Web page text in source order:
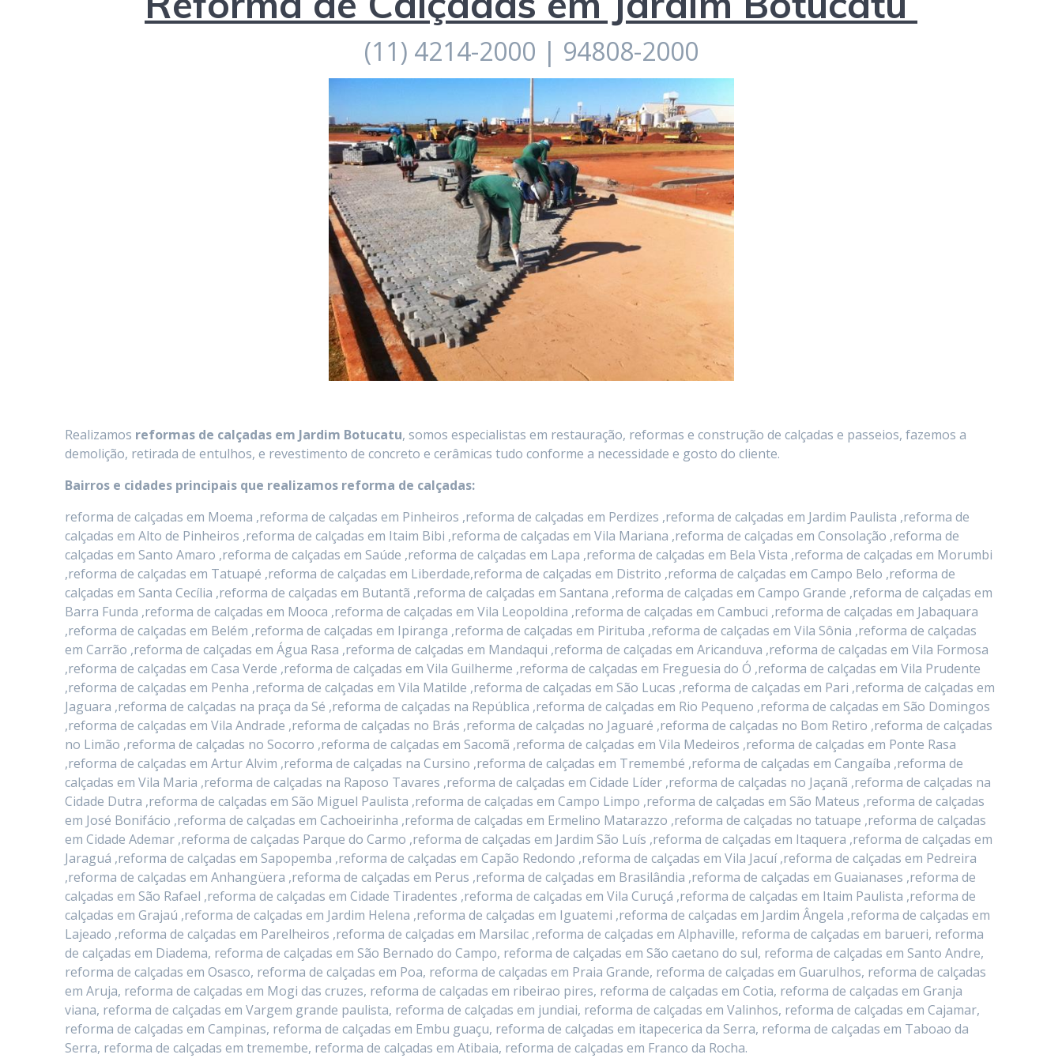
(11) 4214-2000 | 94808-2000
Realizamos reformas de calçadas em Jardim Botucatu, somos especialistas em restauração, reformas e construção de calçadas e passeios, fazemos a
demolição, retirada de entulhos, e revestimento de concreto e cerâmicas tudo conforme a necessidade e gosto do cliente.
Bairros e cidades principais que realizamos reforma de calçadas:
reforma de calçadas em Moema ,reforma de calçadas em Pinheiros ,reforma de calçadas em Perdizes ,reforma de calçadas em Jardim Paulista ,reforma de
calçadas em Alto de Pinheiros ,reforma de calçadas em Itaim Bibi ,reforma de calçadas em Vila Mariana ,reforma de calçadas em Consolação ,reforma de
calçadas em Santo Amaro ,reforma de calçadas em Saúde ,reforma de calçadas em Lapa ,reforma de calçadas em Bela Vista ,reforma de calçadas em Morumbi
,reforma de calçadas em Tatuapé ,reforma de calçadas em Liberdade,reforma de calçadas em Distrito ,reforma de calçadas em Campo Belo ,reforma de
calçadas em Santa Cecília ,reforma de calçadas em Butantã ,reforma de calçadas em Santana ,reforma de calçadas em Campo Grande ,reforma de calçadas em
Barra Funda ,reforma de calçadas em Mooca ,reforma de calçadas em Vila Leopoldina ,reforma de calçadas em Cambuci ,reforma de calçadas em Jabaquara
,reforma de calçadas em Belém ,reforma de calçadas em Ipiranga ,reforma de calçadas em Pirituba ,reforma de calçadas em Vila Sônia ,reforma de calçadas
em Carrão ,reforma de calçadas em Água Rasa ,reforma de calçadas em Mandaqui ,reforma de calçadas em Aricanduva ,reforma de calçadas em Vila Formosa
,reforma de calçadas em Casa Verde ,reforma de calçadas em Vila Guilherme ,reforma de calçadas em Freguesia do Ó ,reforma de calçadas em Vila Prudente
,reforma de calçadas em Penha ,reforma de calçadas em Vila Matilde ,reforma de calçadas em São Lucas ,reforma de calçadas em Pari ,reforma de calçadas em
Jaguara ,reforma de calçadas na praça da Sé ,reforma de calçadas na República ,reforma de calçadas em Rio Pequeno ,reforma de calçadas em São Domingos
,reforma de calçadas em Vila Andrade ,reforma de calçadas no Brás ,reforma de calçadas no Jaguaré ,reforma de calçadas no Bom Retiro ,reforma de calçadas
no Limão ,reforma de calçadas no Socorro ,reforma de calçadas em Sacomã ,reforma de calçadas em Vila Medeiros ,reforma de calçadas em Ponte Rasa
,reforma de calçadas em Artur Alvim ,reforma de calçadas na Cursino ,reforma de calçadas em Tremembé ,reforma de calçadas em Cangaíba ,reforma de
calçadas em Vila Maria ,reforma de calçadas na Raposo Tavares ,reforma de calçadas em Cidade Líder ,reforma de calçadas no Jaçanã ,reforma de calçadas na
Cidade Dutra ,reforma de calçadas em São Miguel Paulista ,reforma de calçadas em Campo Limpo ,reforma de calçadas em São Mateus ,reforma de calçadas
em José Bonifácio ,reforma de calçadas em Cachoeirinha ,reforma de calçadas em Ermelino Matarazzo ,reforma de calçadas no tatuape ,reforma de calçadas
em Cidade Ademar ,reforma de calçadas Parque do Carmo ,reforma de calçadas em Jardim São Luís ,reforma de calçadas em Itaquera ,reforma de calçadas em
Jaraguá ,reforma de calçadas em Sapopemba ,reforma de calçadas em Capão Redondo ,reforma de calçadas em Vila Jacuí ,reforma de calçadas em Pedreira
,reforma de calçadas em Anhangüera ,reforma de calçadas em Perus ,reforma de calçadas em Brasilândia ,reforma de calçadas em Guaianases ,reforma de
calçadas em São Rafael ,reforma de calçadas em Cidade Tiradentes ,reforma de calçadas em Vila Curuçá ,reforma de calçadas em Itaim Paulista ,reforma de
calçadas em Grajaú ,reforma de calçadas em Jardim Helena ,reforma de calçadas em Iguatemi ,reforma de calçadas em Jardim Ângela ,reforma de calçadas em
Lajeado ,reforma de calçadas em Parelheiros ,reforma de calçadas em Marsilac ,reforma de calçadas em Alphaville, reforma de calçadas em barueri, reforma
de calçadas em Diadema, reforma de calçadas em São Bernado do Campo, reforma de calçadas em São caetano do sul, reforma de calçadas em Santo Andre,
reforma de calçadas em Osasco, reforma de calçadas em Poa, reforma de calçadas em Praia Grande, reforma de calçadas em Guarulhos, reforma de calçadas
em Aruja, reforma de calçadas em Mogi das cruzes, reforma de calçadas em ribeirao pires, reforma de calçadas em Cotia, reforma de calçadas em Granja
viana, reforma de calçadas em Vargem grande paulista, reforma de calçadas em jundiai, reforma de calçadas em Valinhos, reforma de calçadas em Cajamar,
reforma de calçadas em Campinas, reforma de calçadas em Embu guaçu, reforma de calçadas em itapecerica da Serra, reforma de calçadas em Taboao da
Serra, reforma de calçadas em tremembe, reforma de calçadas em Atibaia, reforma de calçadas em Franco da Rocha.